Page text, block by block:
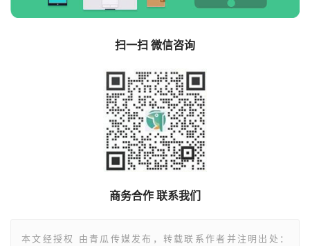
扫一扫 微信咨询
商务合作 联系我们
本文经授权 由青瓜传媒发布，转载联系作者并注明出处：